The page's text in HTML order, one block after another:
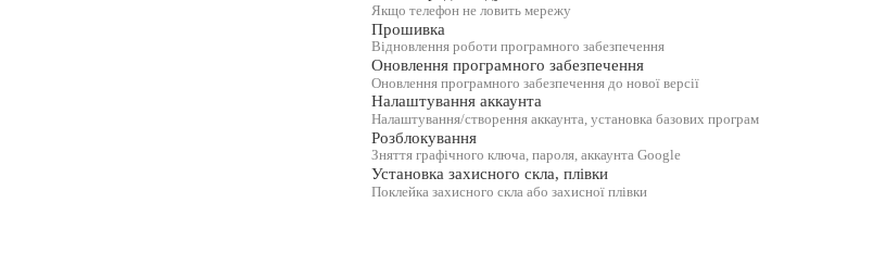
Якщо телефон не ловить мережу
Прошивка
Відновлення роботи програмного забезпечення
Оновлення програмного забезпечення
Оновлення програмного забезпечення до нової версії
Налаштування аккаунта
Налаштування/створення аккаунта, установка базових програм
Розблокування
Зняття графічного ключа, пароля, аккаунта Google
Установка захисного скла, плівки
Поклейка захисного скла або захисної плівки